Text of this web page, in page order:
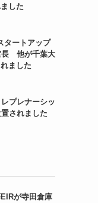
した
タートアップ
他が千葉大
ました
プレナーシッ
されました
が寺田倉庫